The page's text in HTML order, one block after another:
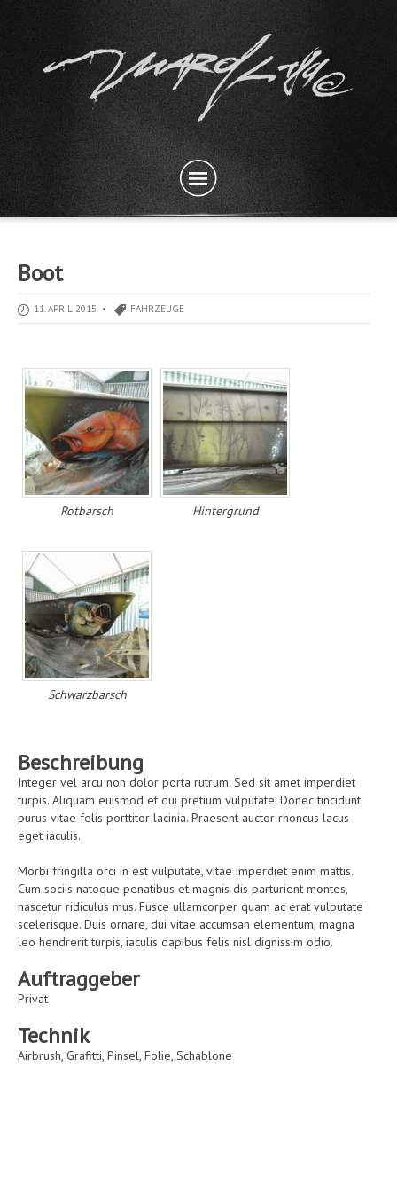
Boot
11. APRIL 2015 • FAHRZEUGE
Rotbarsch Hintergrund
Schwarzbarsch
Beschreibung
Integer vel arcu non dolor porta rutrum. Sed sit amet imperdiet
turpis. Aliquam euismod et dui pretium vulputate. Donec tincidunt
purus vitae felis porttitor lacinia. Praesent auctor rhoncus lacus
eget iaculis.
Morbi fringilla orci in est vulputate, vitae imperdiet enim mattis.
Cum sociis natoque penatibus et magnis dis parturient montes,
nascetur ridiculus mus. Fusce ullamcorper quam ac erat vulputate
scelerisque. Duis ornare, dui vitae accumsan elementum, magna
leo hendrerit turpis, iaculis dapibus felis nisl dignissim odio.
Auftraggeber
Privat
Technik
Airbrush, Grafitti, Pinsel, Folie, Schablone